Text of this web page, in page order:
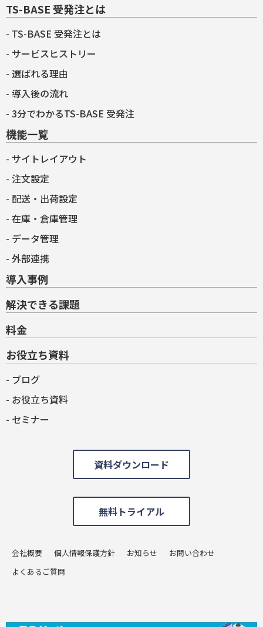
TS-BASE 受発注とは
TS-BASE 受発注とは
サービスヒストリー
選ばれる理由
導入後の流れ
3分でわかるTS-BASE 受発注
機能一覧
サイトレイアウト
注文設定
配送・出荷設定
在庫・倉庫管理
データ管理
外部連携
導入事例
解決できる課題
料金
お役立ち資料
ブログ
お役立ち資料
セミナー
資料ダウンロード
無料トライアル
会社概要 個人情報保護方針 お知らせ
お問い合わせ
よくあるご質問